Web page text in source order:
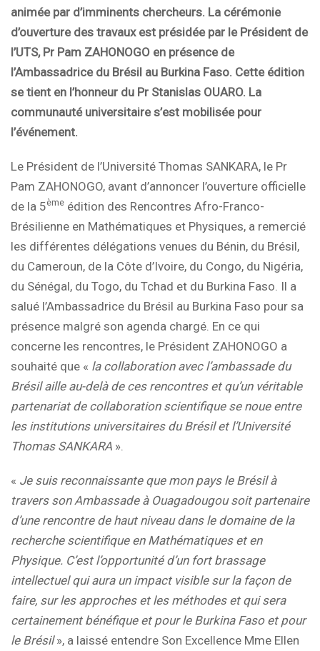
animée par d’imminents chercheurs. La cérémonie
d’ouverture des travaux est présidée par le Président de
l’UTS, Pr Pam ZAHONOGO en présence de
l’Ambassadrice du Brésil au Burkina Faso. Cette édition
se tient en l’honneur du Pr Stanislas OUARO. La
communauté universitaire s’est mobilisée pour
l’événement.
Le Président de l’Université Thomas SANKARA, le Pr
Pam ZAHONOGO, avant d’annoncer l’ouverture officielle
de la 5ème édition des Rencontres Afro-Franco-
Brésilienne en Mathématiques et Physiques, a remercié
les différentes délégations venues du Bénin, du Brésil,
du Cameroun, de la Côte d’Ivoire, du Congo, du Nigéria,
du Sénégal, du Togo, du Tchad et du Burkina Faso. Il a
salué l’Ambassadrice du Brésil au Burkina Faso pour sa
présence malgré son agenda chargé. En ce qui
concerne les rencontres, le Président ZAHONOGO a
souhaité que « la collaboration avec l’ambassade du
Brésil aille au-delà de ces rencontres et qu’un véritable
partenariat de collaboration scientifique se noue entre
les institutions universitaires du Brésil et l’Université
Thomas SANKARA ».
« Je suis reconnaissante que mon pays le Brésil à
travers son Ambassade à Ouagadougou soit partenaire
d’une rencontre de haut niveau dans le domaine de la
recherche scientifique en Mathématiques et en
Physique. C’est l’opportunité d’un fort brassage
intellectuel qui aura un impact visible sur la façon de
faire, sur les approches et les méthodes et qui sera
certainement bénéfique et pour le Burkina Faso et pour
le Brésil», a laissé entendre Son Excellence Mme Ellen